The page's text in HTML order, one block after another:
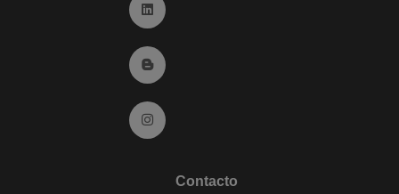
Ir a Linkedin (abre en ventana nueva)
Ir al Blog (abre en ventana nueva)
Ir a Instagram (abre en ventana nueva)
Contacto